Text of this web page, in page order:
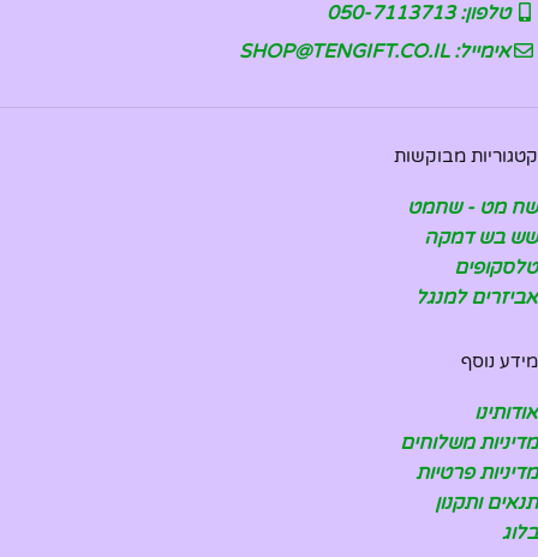
טלפון: 050-7113713
אימייל: SHOP@TENGIFT.CO.IL
קטגוריות מבוקשות
שח מט - שחמט
שש בש דמקה
טלסקופים
אביזרים למנגל
מידע נוסף
אודותינו
מדיניות משלוחים
מדיניות פרטיות
תנאים ותקנון
בלוג